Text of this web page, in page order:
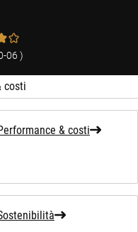
06 )
costi
& costi